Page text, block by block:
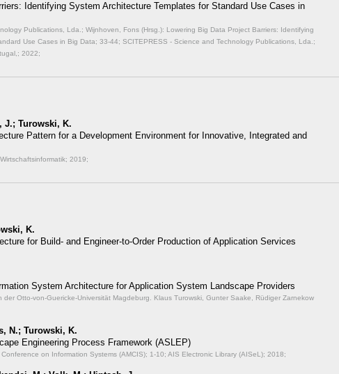
Identifying System Architecture Templates for Standard Use Cases in
Publications, Lda.; Wijnhoven, Fons (Hrsg.): Lowering Big Data Project Barriers: Identifying
Use Cases in Big Data; 33-44; SCITEPRESS - Science and Technology Publications, Lda.;
2022;
J.; Turowski, K.
Pattern for a Development Environment for Innovative, Integrated and
2019;
K.
for Build- and Engineer-to-Order Production of Application Services
System Architecture for Application System Landscape Providers
der Otto-von-Guericke-Universität Magdeburg. Klaus Turowski, Gunter Saake, Rüdiger Zarnekow
N.; Turowski, K.
Engineering Process Framework (ASLEP)
on Information Systems (AMCIS); 1-10; AIS Electronic Library (AISeL); 2018;